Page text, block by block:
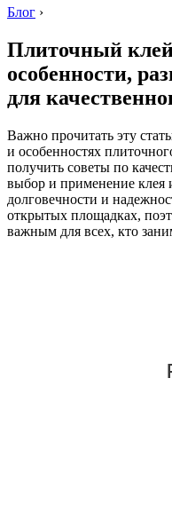
Блог ›
Плиточный
особенности,
для
Важно прочитать эту
и особенностях
получить советы по
выбор и применение клея
долговечности и
открытых площадках,
важным для всех, кто